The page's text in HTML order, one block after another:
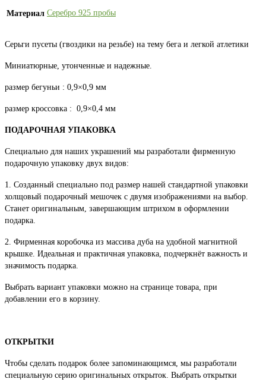
Материал Серебро 925 пробы
Серьги пусеты (гвоздики на резьбе) на тему бега и легкой атлетики
Миниатюрные, утонченные и надежные.
размер бегуньи : 0,9×0,9 мм
размер кроссовка : 0,9×0,4 мм
ПОДАРОЧНАЯ УПАКОВКА
Специально для наших украшений мы разработали фирменную
подарочную упаковку двух видов:
1. Созданный специально под размер нашей стандартной упаковки
холщовый подарочный мешочек с двумя изображениями на выбор.
Станет оригинальным, завершающим штрихом в оформлении
подарка.
2. Фирменная коробочка из массива дуба на удобной магнитной
крышке. Идеальная и практичная упаковка, подчеркнёт важность и
значимость подарка.
Выбрать вариант упаковки можно на странице товара, при
добавлении его в корзину.
ОТКРЫТКИ
Чтобы сделать подарок более запоминающимся, мы разработали
специальную серию оригинальных открыток. Выбрать открытки